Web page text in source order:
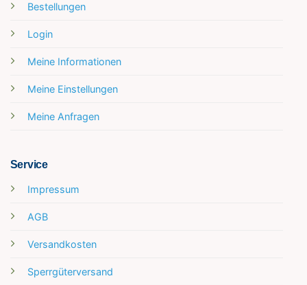
Bestellungen
Login
Meine Informationen
Meine Einstellungen
Meine Anfragen
Service
Impressum
AGB
Versandkosten
Sperrgüterversand